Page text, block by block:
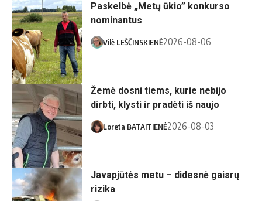
Sa­vi­val­dy­bės
nuo­tr.
Paskelbė „Metų ūkio” konkurso
nominantus
Vilė LEŠČINSKIENĖ2026-08-06
Asmeninio
albumo nuotr.
Žemė dosni tiems, kurie nebijo
dirbti, klysti ir pradėti iš naujo
Loreta BATAITIENĖ2026-08-03
Asociatyvi DI
iliustracija
Javapjūtės metu – didesnė gaisrų
rizika